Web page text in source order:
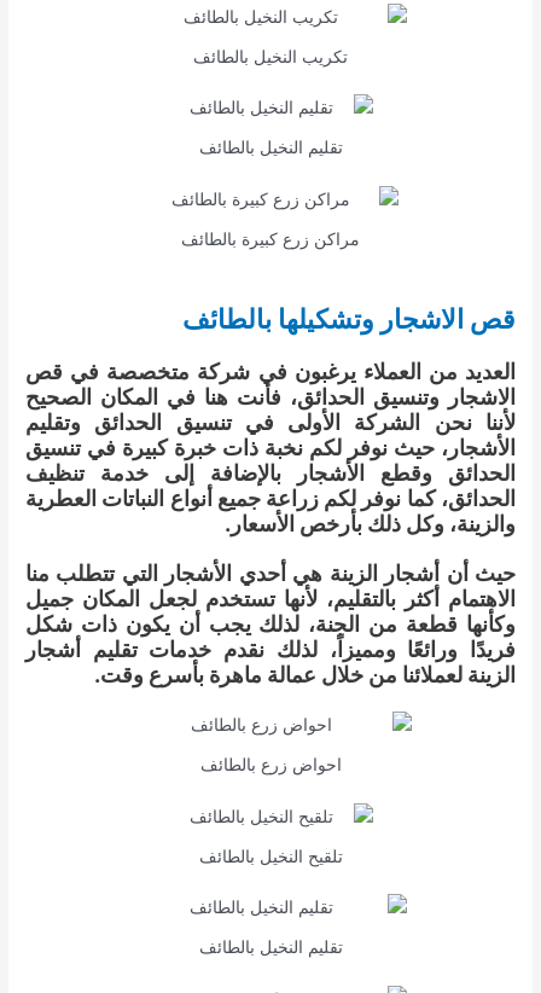
تكريب النخيل بالطائف
تقليم النخيل بالطائف
مراكن زرع كبيرة بالطائف
قص الاشجار وتشكيلها بالطائف
العديد من العملاء يرغبون في شركة متخصصة في قص
الاشجار وتنسيق الحدائق، فأنت هنا في المكان الصحيح
لأننا نحن الشركة الأولى في تنسيق الحدائق وتقليم
الأشجار، حيث نوفر لكم نخبة ذات خبرة كبيرة في تنسيق
الحدائق وقطع الأشجار بالإضافة إلى خدمة تنظيف
الحدائق، كما نوفر لكم زراعة جميع أنواع النباتات العطرية
والزينة، وكل ذلك بأرخص الأسعار.
حيث أن أشجار الزينة هي أحدي الأشجار التي تتطلب منا
الاهتمام أكثر بالتقليم، لأنها تستخدم لجعل المكان جميل
وكأنها قطعة من الجنة، لذلك يجب أن يكون ذات شكل
فريدًا ورائعًا ومميزاً، لذلك نقدم خدمات تقليم أشجار
الزينة لعملائنا من خلال عمالة ماهرة بأسرع وقت.
احواض زرع بالطائف
تلقيح النخيل بالطائف
تقليم النخيل بالطائف